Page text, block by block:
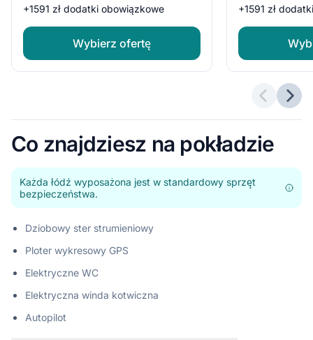
+1591 zł dodatki obowiązkowe
Wybierz ofertę
+1591 zł
Co znajdziesz na pokładzie
Każda łódź wyposażona jest w standardowy sprzęt
bezpieczeństwa.
Dziobowy ster strumieniowy
Ploter wykresowy GPS
Elektryczne WC
Elektryczna winda kotwiczna
Autopilot